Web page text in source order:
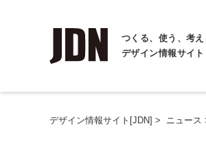
つくる、使う、考
デザイン情報サイト
デザイン情報サイト[JDN] > ニュース